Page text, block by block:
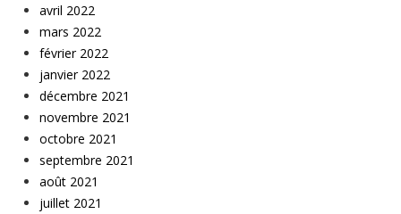
avril 2022
mars 2022
février 2022
janvier 2022
décembre 2021
novembre 2021
octobre 2021
septembre 2021
août 2021
juillet 2021